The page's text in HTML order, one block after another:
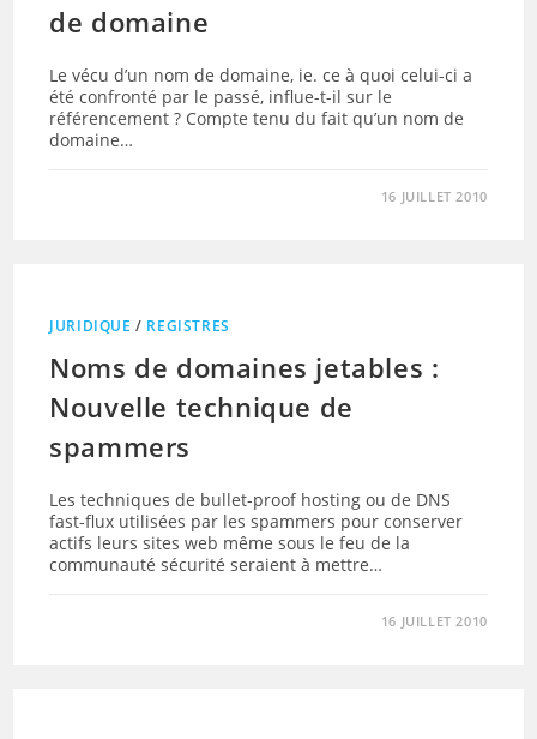
de domaine
Le vécu d’un nom de domaine, ie. ce à quoi celui-ci a
été confronté par le passé, influe-t-il sur le
référencement ? Compte tenu du fait qu’un nom de
domaine…
16 JUILLET 2010
JURIDIQUE / REGISTRES
Noms de domaines jetables :
Nouvelle technique de
spammers
Les techniques de bullet-proof hosting ou de DNS
fast-flux utilisées par les spammers pour conserver
actifs leurs sites web même sous le feu de la
communauté sécurité seraient à mettre…
16 JUILLET 2010